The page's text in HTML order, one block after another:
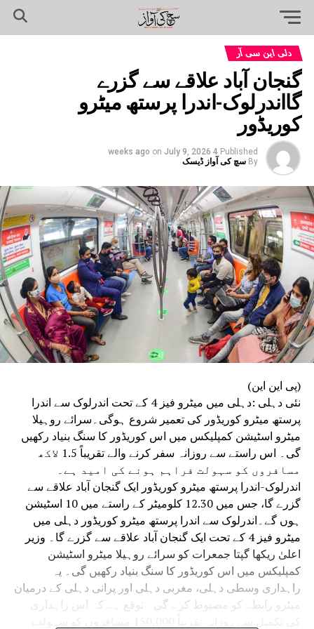
دلی این سی آر
گنجان آباد علاقے سے گزرے
گااندرلوک-اندرا پرستھ میٹرو
کوریڈور
Published
4 weeks ago
on July 9, 2026
By سچ کی آواز ڈیسک
(پی این این)
نئی دہلی :دہلی میں میٹرو فیز 4 کے تحت اندرلوک سے اندرا
پرستھ میٹرو کوریڈور کی تعمیر شروع ہوگی۔سرائے روہیلا
میٹرو اسٹیشن کمپلیکس میں اس کوریڈور کا سنگ بنیاد رکھیں
گی۔ اس راستے سے روزانہ سفر کرنے والے تقریباً 1.5 لاکھ
مسافروں کو سہولت فراہم ہونے کی امید ہے۔
اندرلوک-اندرا پرستھ میٹرو کوریڈور ایک گنجان آباد علاقے سے
گزرے گا، جس میں 12.30 کلومیٹر کے راستے میں 10 اسٹیشن
ہوں گے۔اندرلوک سے اندرا پرستھ میٹرو کوریڈور دہلی میں
میٹرو فیز 4 کے تحت ایک گنجان آباد علاقے سے گزرے گا۔ وزیر
اعلیٰ ریکھا گپتا جمعرات کو سرائے روہیلا میٹرو اسٹیشن
کمپلیکس میں اس کوریڈور کا سنگ بنیاد رکھیں گی۔ یہ
راہداری وسطی دہلی، مغربی دہلی اور پرانی دہلی کے درمیان
میٹرو رابطے کو مضبوط کرے گی۔ توقع ہے کہ اس راہداری